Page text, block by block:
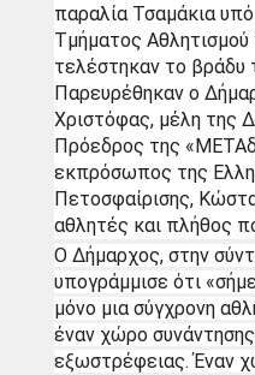
παραλία Τσαμάκια
Τμήματος
τελέστηκαν το βράδυ
Παρευρέθηκαν ο
Χριστόφας, μέλη της
Πρόεδρος της
εκπρόσωπος της
Πετοσφαίρισης,
αθλητές και πλήθος
Ο Δήμαρχος, στην
υπογράμμισε ότι
μόνο μια σύγχρονη
έναν χώρο
εξωστρέφειας. Έναν